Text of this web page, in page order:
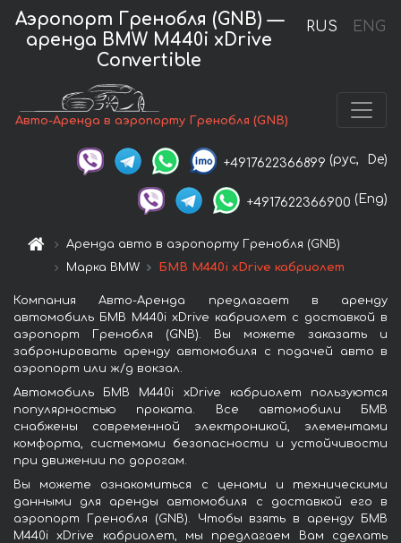
RUS ENG
Аэропорт Гренобля (GNB) —
аренда BMW M440i xDrive
Convertible
Авто-Аренда в аэропорту Гренобля (GNB)
+4917622366899 (рус, De)
+4917622366900 (Eng)
Аренда авто в аэропорту Гренобля (GNB)
Марка BMW
БМВ M440i xDrive кабриолет
Компания Авто-Аренда предлагает в аренду
автомобиль БМВ M440i xDrive кабриолет с доставкой в
аэропорт Гренобля (GNB). Вы можете заказать и
забронировать аренду автомобиля с подачей авто в
аэропорт или ж/д вокзал.
Автомобиль БМВ M440i xDrive кабриолет пользуются
популярностью проката. Все автомобили БМВ
снабжены современной электроникой, элементами
комфорта, системами безопасности и устойчивости
при движении по дорогам.
Вы можете ознакомиться с ценами и техническими
данными для аренды автомобиля с доставкой его в
аэропорт Гренобля (GNB). Чтобы взять в аренду БМВ
M440i xDrive кабриолет, мы предлагаем Вам сделать